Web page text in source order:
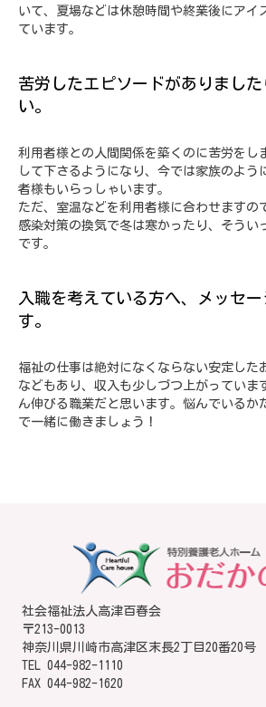
いて、夏場などは休憩時間や終業後にアイ
ています。
苦労したエピソードがありまし
い。
利用者様との人間関係を築くのに苦労をし
して下さるようになり、今では家族のよう
者様もいらっしゃいます。
ただ、室温などを利用者様に合わせますの
感染対策の換気で冬は寒かったり、そうい
です。
入職を考えている方へ、メッセ
す。
福祉の仕事は絶対になくならない安定した
などもあり、収入も少しづつ上がっていま
ん伸びる職業だと思います。悩んでいるか
で一緒に働きましょう！
社会福祉法人高津百春会
〒213-0013
神奈川県川崎市高津区末長2丁目20番20号
TEL 044-982-1110
FAX 044-982-1620